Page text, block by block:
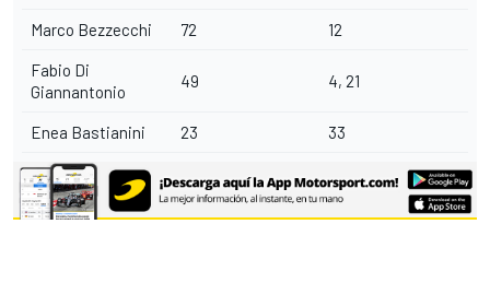
Marco Bezzecchi 72 12
Fabio Di
Giannantonio
49 4, 21
Enea Bastianini 23 33